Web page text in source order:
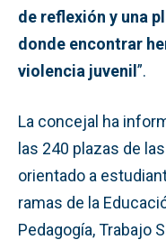
de reflexión y una
donde encontrar
violencia juvenil”.
La concejal ha
las 240 plazas de
orientado a
ramas de la
Pedagogía, Trabajo